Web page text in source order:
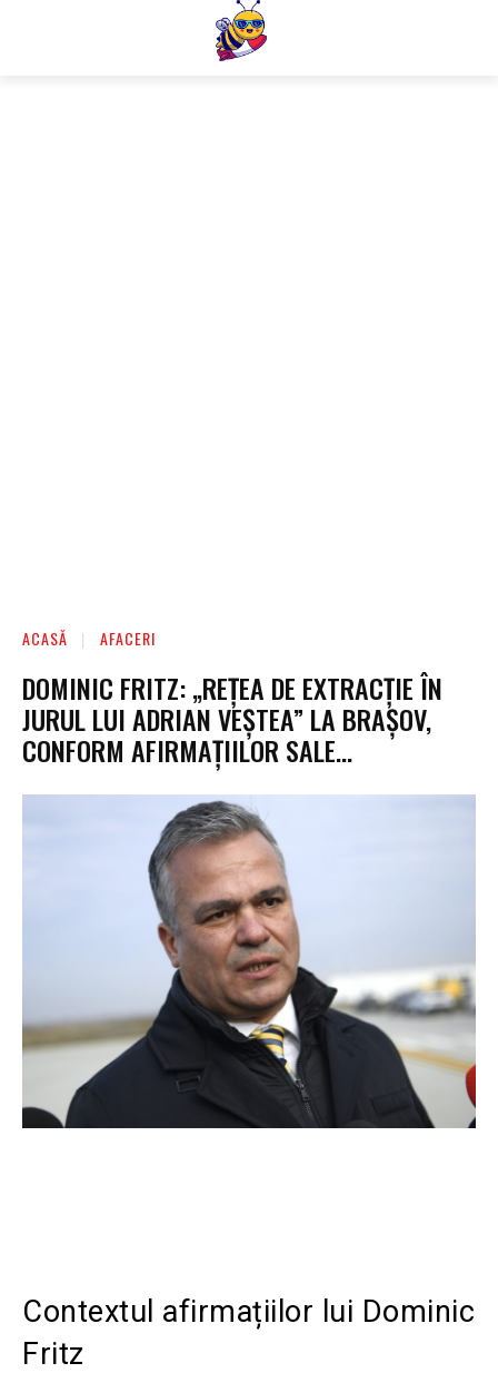
ACASĂ AFACERI
DOMINIC FRITZ: „REȚEA DE EXTRACȚIE ÎN
JURUL LUI ADRIAN VEȘTEA” LA BRAȘOV,
CONFORM AFIRMAȚIILOR SALE…
Contextul afirmațiilor lui Dominic
Fritz